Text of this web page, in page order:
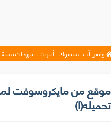
واتس آب ، فيسبوك ، أنترنت ، شروحات
موقع من مايكروسوفت
تحميله(ا)